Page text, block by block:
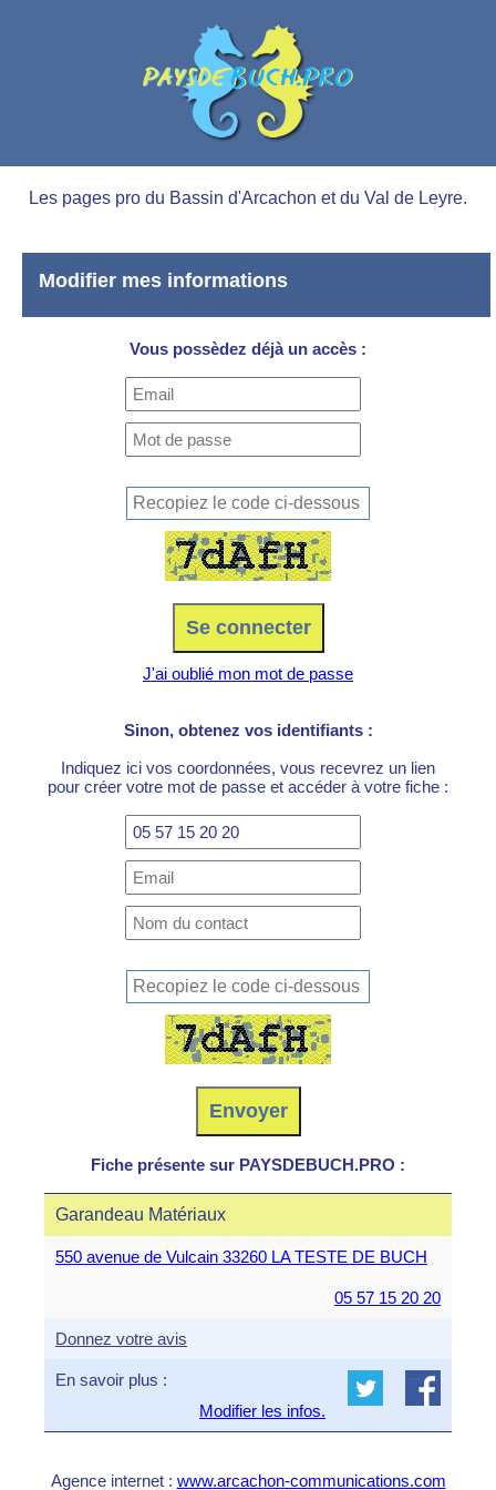
Les pages pro du Bassin d'Arcachon et du Val de Leyre.
Modifier mes informations
Vous possèdez déjà un accès :
J'ai oublié mon mot de passe
Sinon, obtenez vos identifiants :
Indiquez ici vos coordonnées, vous recevrez un lien
pour créer votre mot de passe et accéder à votre fiche :
Fiche présente sur PAYSDEBUCH.PRO :
Garandeau Matériaux
550 avenue de Vulcain 33260 LA TESTE DE BUCH
05 57 15 20 20
Donnez votre avis
En savoir plus :
Modifier les infos.
Agence internet : www.arcachon-communications.com